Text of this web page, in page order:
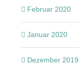
Februar 2020
Januar 2020
Dezember 2019